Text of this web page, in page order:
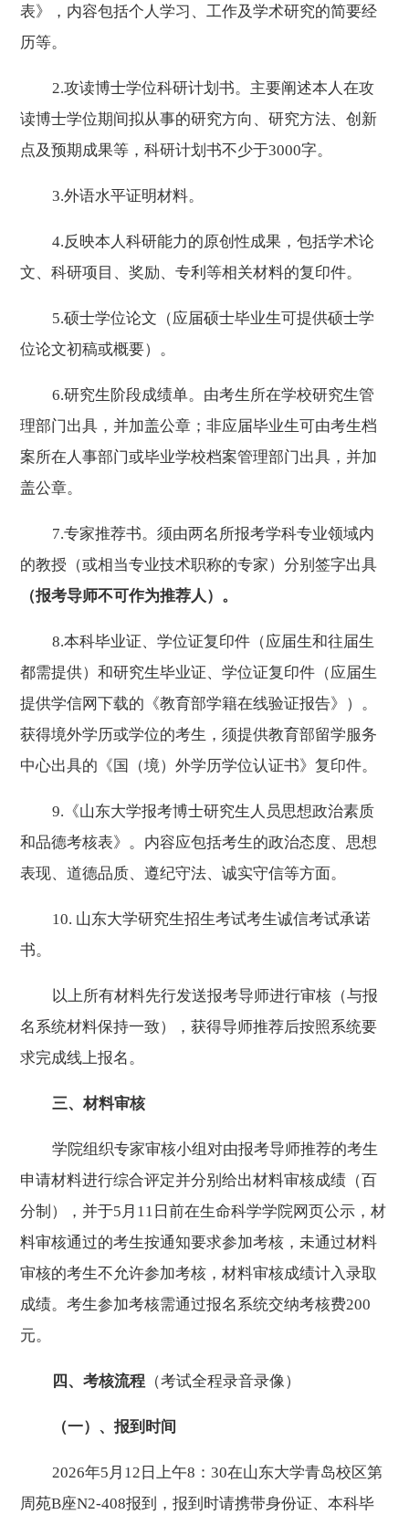
表》，内容包括个人学习、工作及学术研究的简要经
历等。
2.攻读博士学位科研计划书。主要阐述本人在攻
读博士学位期间拟从事的研究方向、研究方法、创新
点及预期成果等，科研计划书不少于3000字。
3.外语水平证明材料。
4.反映本人科研能力的原创性成果，包括学术论
文、科研项目、奖励、专利等相关材料的复印件。
5.硕士学位论文（应届硕士毕业生可提供硕士学
位论文初稿或概要）。
6.研究生阶段成绩单。由考生所在学校研究生管
理部门出具，并加盖公章；非应届毕业生可由考生档
案所在人事部门或毕业学校档案管理部门出具，并加
盖公章。
7.专家推荐书。须由两名所报考学科专业领域内
的教授（或相当专业技术职称的专家）分别签字出具
（报考导师不可作为推荐人） 。
8.本科毕业证、学位证复印件（应届生和往届生
都需提供）和研究生毕业证、学位证复印件（应届生
提供学信网下载的《教育部学籍在线验证报告》 ）。
获得境外学历或学位的考生，须提供教育部留学服务
中心出具的《国（境）外学历学位认证书》复印件。
9. 《山东大学报考博士研究生人员思想政治素质
和品德考核表》。内容应包括考生的政治态度、思想
表现、道德品质、遵纪守法、诚实守信等方面。
10. 山东大学研究生招生考试考生诚信考试承诺
书。
以上所有材料先行发送报考导师进行审核（与报
名系统材料保持一致），获得导师推荐后按照系统要
求完成线上报名。
三、材料审核
学院组织专家审核小组对由报考导师推荐的考生
申请材料进行综合评定并分别给出材料审核成绩（百
分制），并于5 月 11 日前在生命科学学院网页公示，材
料审核通过的考生按通知要求参加考核，未通过材料
审核的考生不允许参加考核，材料审核成绩计入录取
成绩。考生参加考核需通过报名系统交纳考核费200
元。
四、考核流程（考试全程录音录像）
（一）、报到时间
2026年5 月 12 日上午8 ： 30在山东大学青岛校区第
周苑B座N2-408报到，报到时请携带身份证、本科毕